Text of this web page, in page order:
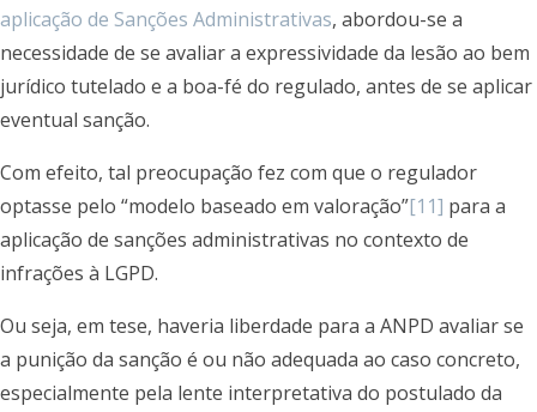
aplicação de Sanções Administrativas, abordou-se a
necessidade de se avaliar a expressividade da lesão ao bem
jurídico tutelado e a boa-fé do regulado, antes de se aplicar
eventual sanção.
Com efeito, tal preocupação fez com que o regulador
optasse pelo “modelo baseado em valoração”[11] para a
aplicação de sanções administrativas no contexto de
infrações à LGPD.
Ou seja, em tese, haveria liberdade para a ANPD avaliar se
a punição da sanção é ou não adequada ao caso concreto,
especialmente pela lente interpretativa do postulado da